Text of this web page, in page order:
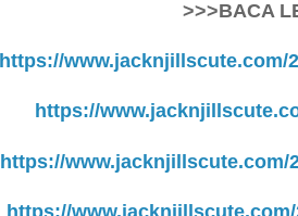
>>>BACA
https://www.jacknjillscute.com/
https://
https://www.jacknjillscute.com/
https://